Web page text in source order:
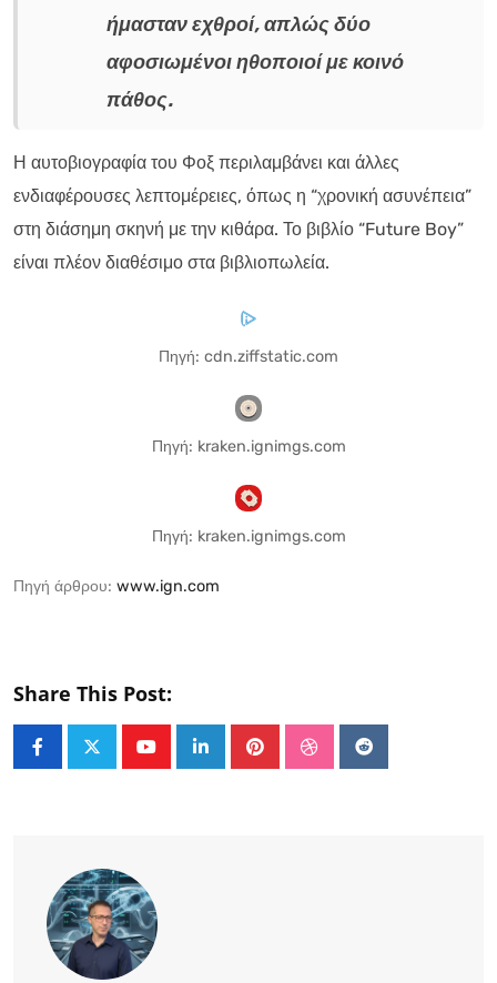
ήμασταν εχθροί, απλώς δύο
αφοσιωμένοι ηθοποιοί με κοινό
πάθος.
Η αυτοβιογραφία του Φοξ περιλαμβάνει και άλλες
ενδιαφέρουσες λεπτομέρειες, όπως η “χρονική ασυνέπεια”
στη διάσημη σκηνή με την κιθάρα. Το βιβλίο “Future Boy”
είναι πλέον διαθέσιμο στα βιβλιοπωλεία.
Πηγή: cdn.ziffstatic.com
Πηγή: kraken.ignimgs.com
Πηγή: kraken.ignimgs.com
Πηγή άρθρου: www.ign.com
Share This Post:
YoutubeLinkedInPinterestStumbleUpon
Reddit